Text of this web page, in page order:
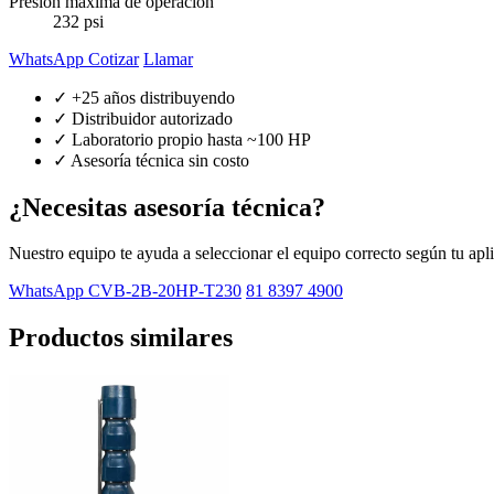
232 psi
WhatsApp Cotizar Llamar
✓ +25 años distribuyendo
✓ Distribuidor autorizado
✓ Laboratorio propio hasta ~100 HP
✓ Asesoría técnica sin costo
¿Necesitas asesoría técnica?
Nuestro equipo te ayuda a seleccionar el equipo correcto según tu
WhatsApp CVB-2B-20HP-T230 81 8397 4900
Productos similares